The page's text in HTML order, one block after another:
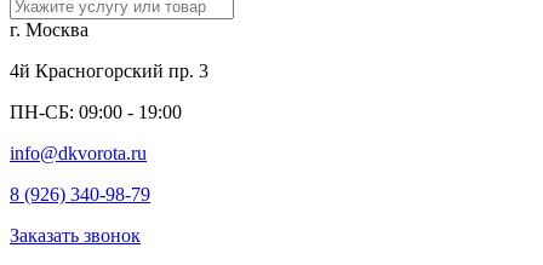
г. Москва
4й Красногорский пр. 3
ПН-СБ: 09:00 - 19:00
info@dkvorota.ru
8 (926) 340-98-79
Заказать звонок